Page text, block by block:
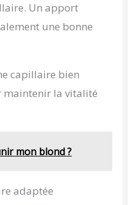
Un apport
une bonne
capillaire bien
maintenir la vitalité
mon blond ?
adaptée